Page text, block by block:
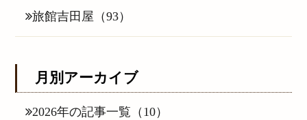
旅館吉田屋（93）
月別アーカイブ
2026年の記事一覧（10）